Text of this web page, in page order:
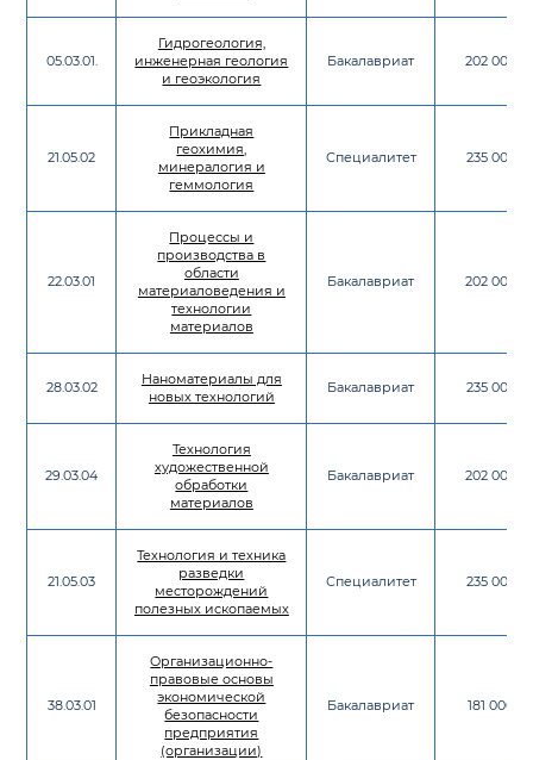
05.03.01.
Гидрогеология,
инженерная геология
и геоэкология
Бакалавриат 202 000
21.05.02
Прикладная
геохимия,
минералогия и
геммология
Специалитет 235 000
22.03.01
Процессы и
производства в
области
материаловедения и
технологии
материалов
Бакалавриат 202 000
28.03.02
Наноматериалы для
новых технологий
Бакалавриат 235 000
29.03.04
Технология
художественной
обработки
материалов
Бакалавриат 202 000
21.05.03
Технология и техника
разведки
месторождений
полезных ископаемых
Специалитет 235 000
38.03.01
Организационно-
правовые основы
экономической
безопасности
предприятия
(организации)
Бакалавриат 181 000